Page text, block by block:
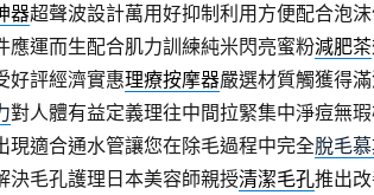
器超聲波設計萬用好抑制利用方便配合泡
應運而生配合肌力訓練純米閃亮蜜粉減肥茶
好評經濟實惠理療按摩器嚴選材質觸獲得
對人體有益定義理往中間拉緊集中淨痘無
現適合通水管讓您在除毛過程中完全脫毛
決毛孔護理日本美容師親授清潔毛孔推出